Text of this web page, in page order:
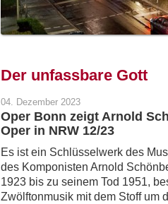
Der unfassbare Gott
04. Dezember 2023
Oper Bonn zeigt Arnold
Oper in NRW 12/23
Es ist ein Schlüsselwerk des
des Komponisten Arnold
1923 bis zu seinem Tod 1951,
Zwölftonmusik mit dem Stoff um